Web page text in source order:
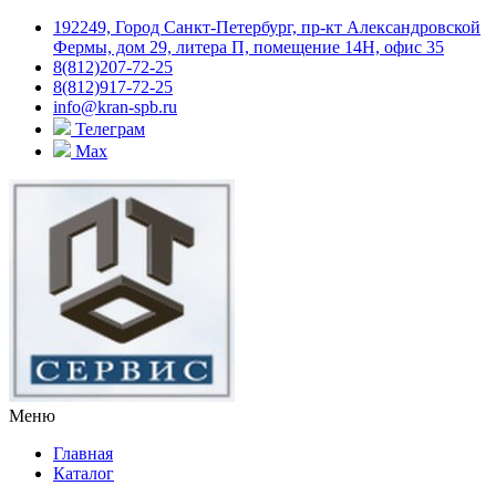
192249, Город Санкт-Петербург, пр-кт Александровской
Фермы, дом 29, литера П, помещение 14Н, офис 35
8(812)207-72-25
8(812)917-72-25
info@kran-spb.ru
Телеграм
Max
Меню
Главная
Каталог